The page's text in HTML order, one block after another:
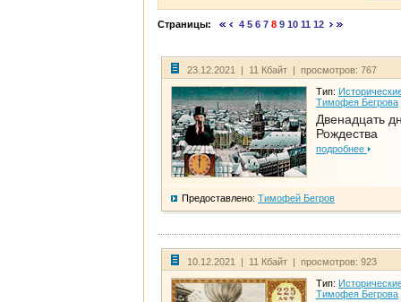
Страницы: 4 5 6 7 8 9 10 11 12
23.12.2021 | 11 Кбайт | просмотров: 767
Тип:
Тимофея Бегрова
Двенадцать
Рождества
подробнее
Предоставлено: Тимофей Бегров
10.12.2021 | 11 Кбайт | просмотров: 923
Тип:
Тимофея Бегрова